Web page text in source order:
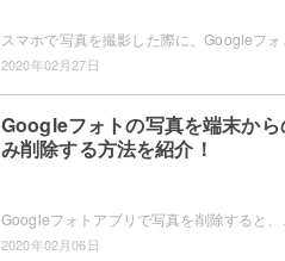
2020年02月27日
Googleフォトの写真を端末から
み削除する方法を紹介！
2020年02月06日